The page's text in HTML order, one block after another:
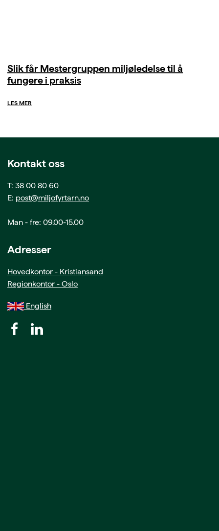
Slik får Mestergruppen miljøledelse til å
fungere i praksis
LES MER
Kontakt oss
T: 38 00 80 60
E: post@miljofyrtarn.no
Man - fre: 09.00-15.00
Adresser
Hovedkontor - Kristiansand
Regionkontor - Oslo
English